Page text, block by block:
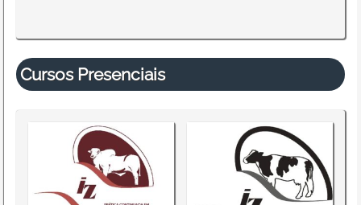
Cursos Presenciais